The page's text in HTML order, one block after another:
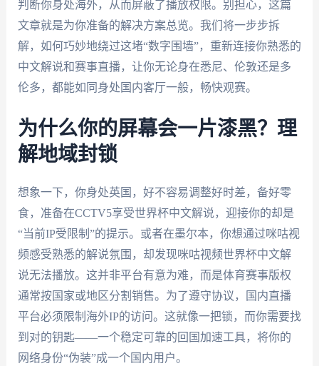
判断你身处海外，从而屏蔽了播放权限。别担心，这篇
文章就是为你准备的解决方案总览。我们将一步步拆
解，如何巧妙地绕过这堵“数字围墙”，重新连接你熟悉的
中文解说和赛事直播，让你无论身在悉尼、伦敦还是多
伦多，都能如同身处国内客厅一般，畅快观赛。
为什么你的屏幕会一片漆黑？理
解地域封锁
想象一下，你身处英国，好不容易调整好时差，备好零
食，准备在CCTV5享受世界杯中文解说，迎接你的却是
“当前IP受限制”的提示。或者在墨尔本，你想通过咪咕视
频感受熟悉的解说氛围，却发现咪咕视频世界杯中文解
说无法播放。这并非平台有意为难，而是体育赛事版权
通常按国家或地区分割销售。为了遵守协议，国内直播
平台必须限制海外IP的访问。这就像一把锁，而你需要找
到对的钥匙——一个稳定可靠的回国加速工具，将你的
网络身份“伪装”成一个国内用户。